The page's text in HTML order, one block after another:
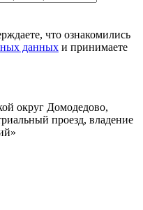
что ознакомились
данных и принимаете
округ Домодедово,
проезд, владение